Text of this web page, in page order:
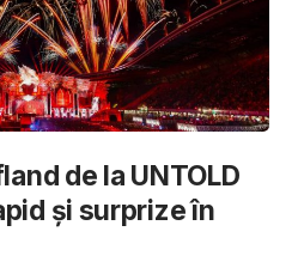
de la UNTOLD
și surprize în